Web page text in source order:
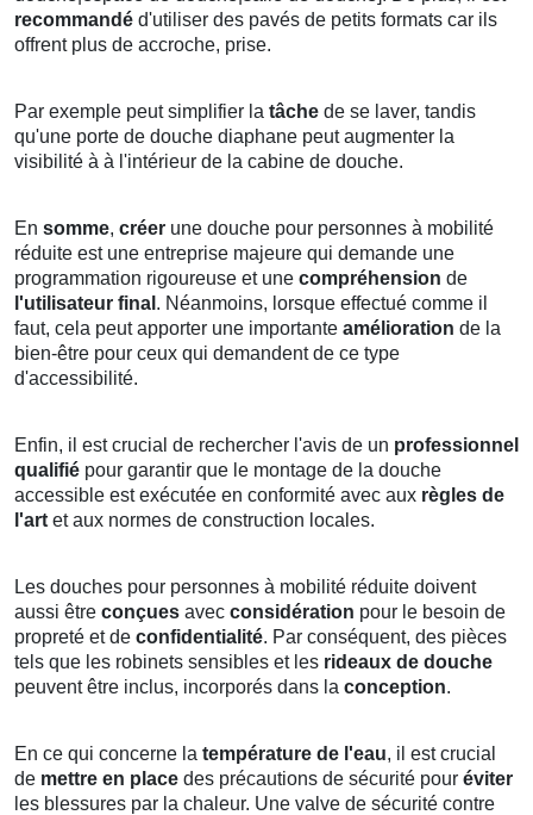
recommandé d'utiliser des pavés de petits formats car ils
offrent plus de accroche, prise.
Par exemple peut simplifier la tâche de se laver, tandis
qu'une porte de douche diaphane peut augmenter la
visibilité à à l'intérieur de la cabine de douche.
En somme, créer une douche pour personnes à mobilité
réduite est une entreprise majeure qui demande une
programmation rigoureuse et une compréhension de
l'utilisateur final . Néanmoins, lorsque effectué comme il
faut, cela peut apporter une importante amélioration de la
bien-être pour ceux qui demandent de ce type
d'accessibilité.
Enfin, il est crucial de rechercher l'avis de un professionnel
qualifié pour garantir que le montage de la douche
accessible est exécutée en conformité avec aux règles de
l'art et aux normes de construction locales.
Les douches pour personnes à mobilité réduite doivent
aussi être conçues avec considération pour le besoin de
propreté et de confidentialité. Par conséquent, des pièces
tels que les robinets sensibles et les rideaux de douche
peuvent être inclus, incorporés dans la conception.
En ce qui concerne la température de l'eau, il est crucial
de mettre en place des précautions de sécurité pour éviter
les blessures par la chaleur. Une valve de sécurité contre